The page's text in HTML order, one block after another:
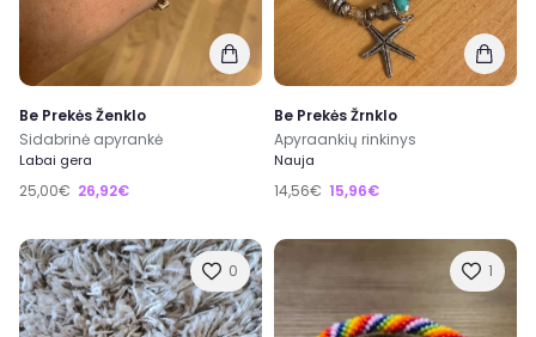
Be Prekės Ženklo
Sidabrinė apyrankė
Labai gera
25,00€ 26,92€
Be Prekės Žrnklo
Apyraankių rinkinys
Nauja
14,56€ 15,96€
0 1